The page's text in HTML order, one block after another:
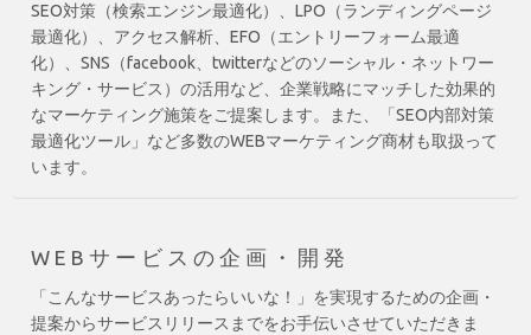
SEO対策（検索エンジン最適化）、LPO（ランディングページ
最適化）、アクセス解析、EFO（エントリーフォーム最適
化）、SNS（facebook、twitterなどのソーシャル・ネットワー
キング・サービス）の活用など、企業戦略にマッチした効果的
なマーケティング施策をご提案します。また、「SEO内部対策
最適化ツール」など多数のWEBマーケティング商材も取扱って
います。
WEBサービスの企画・開発
「こんなサービスあったらいいな！」を実現するための企画・
提案からサービスリリースまでをお手伝いさせていただきま